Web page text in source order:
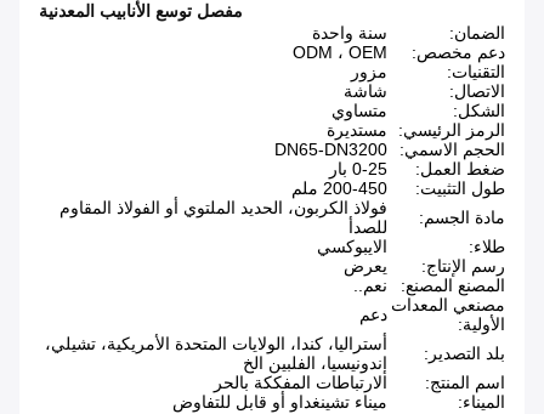
مفصل توسع الأنابيب المعدنية
الضمان:
سنة واحدة
دعم مخصص:
ODM ، OEM
التقنيات:
مزور
الاتصال:
شاشة
الشكل:
متساوي
الرمز الرئيسي:
مستديرة
الحجم الاسمي:
DN65-DN3200
ضغط العمل:
0-25 بار
طول التثبيت:
200-450 ملم
مادة الجسم:
فولاذ الكربون، الحديد الملتوي أو الفولاذ المقاوم
للصدأ
طلاء:
الايبوكسي
رسم الإنتاج:
يعرض
المصنع المصنع:
نعم..
مصنعي المعدات
الأولية:
دعم
بلد التصدير:
أستراليا، كندا، الولايات المتحدة الأمريكية، تشيلي،
إندونيسيا، الفلبين الخ
اسم المنتج:
الارتباطات المفككة بالحر
الميناء:
ميناء تشينغداو أو قابل للتفاوض